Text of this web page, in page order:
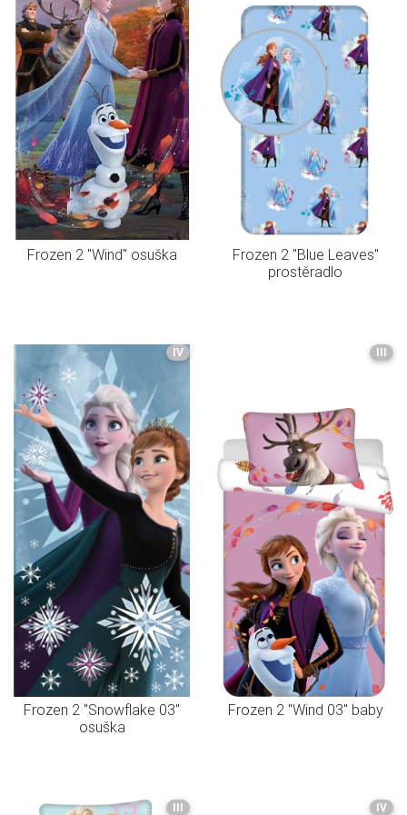
Frozen 2 "Wind" osuška
Frozen 2 "Blue Leaves"
prostěradlo
IV
Frozen 2 "Snowflake 03"
osuška
III
Frozen 2 "Wind 03" baby
III IV